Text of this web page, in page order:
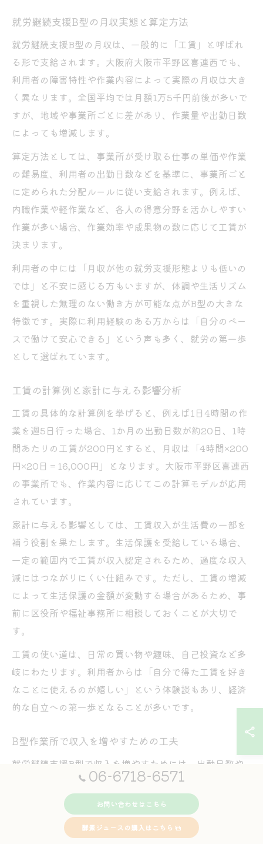
就労継続支援B型の月収実態と算定方法
就労継続支援B型の月収は、一般的に「工賃」と呼ばれ
る形で支給されます。大阪府大阪市平野区喜連西でも、
利用者の障害特性や作業内容によって実際の月収は大き
く異なります。全国平均では月額1万5千円前後が多いで
すが、地域や事業所ごとに差があり、作業量や出勤日数
によっても増減します。
算定方法としては、事業所が受け取る仕事の単価や作業
の難易度、利用者の出勤日数などを基準に、事業所ごと
に定められた分配ルールに従い支給されます。例えば、
内職作業や軽作業など、各人の得意分野を活かしやすい
作業が多い場合、作業効率や成果物の数に応じて工賃が
決まります。
利用者の中には「月収が他の就労支援形態よりも低いの
では」と不安に感じる方もいますが、体調や生活リズム
を重視した無理のない働き方が可能な点がB型の大きな
特徴です。実際に利用経験のある方からは「自分のペー
スで働けて安心できる」という声も多く、就労の第一歩
として選ばれています。
工賃の計算例と家計に与える影響分析
工賃の具体的な計算例を挙げると、例えば1日4時間の作
業を週5日行った場合、1か月の出勤日数が約20日、1時
間あたりの工賃が200円とすると、月収は「4時間×200
円×20日＝16,000円」となります。大阪市平野区喜連西
の事業所でも、作業内容に応じてこの計算モデルが応用
されています。
家計に与える影響としては、工賃収入が生活費の一部を
補う役割を果たします。生活保護を受給している場合、
一定の範囲内で工賃が収入認定されるため、過度な収入
減にはつながりにくい仕組みです。ただし、工賃の増減
によって生活保護の金額が変動する場合があるため、事
前に区役所や福祉事務所に相談しておくことが大切で
す。
工賃の使い道は、日常の買い物や趣味、自己投資など多
岐にわたります。利用者からは「自分で得た工賃を好き
なことに使えるのが嬉しい」という体験談もあり、経済
的な自立への第一歩となることが多いです。
B型作業所で収入を増やすための工夫
就労継続支援B型で収入を増やすためには、出勤日数や
作業時間を増やすことが基本となります。また、作業の
効率化や新しい作業へのチャレンジも収入アップのポイ
ントです。平野区喜連西エリアでは、利用者の特性に合
わせた作業内容の提案や、ステップアップを意識した支
06-6718-6571
お問い合わせはこちら
酵素ジュースの購入はこちら